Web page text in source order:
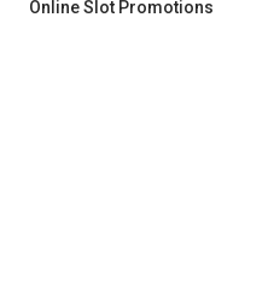
Online Slot Promotions